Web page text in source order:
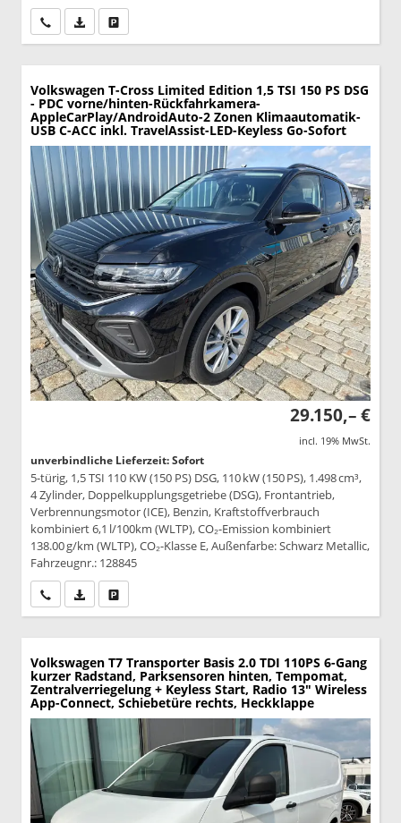
Wir rufen Sie anPDF-Datei, Fahrzeugexposé drucken
Volkswagen T-Cross Limited Edition 1,5 TSI 150 PS DSG
- PDC vorne/hinten-Rückfahrkamera-
AppleCarPlay/AndroidAuto-2 Zonen Klimaautomatik-
USB C-ACC inkl. TravelAssist-LED-Keyless Go-Sofort
29.150,– €
incl. 19% MwSt.
unverbindliche Lieferzeit: Sofort
5-türig, 1,5 TSI 110 KW (150 PS) DSG, 110 kW (150 PS), 1.498 cm³,
4 Zylinder, Doppelkupplungsgetriebe (DSG), Frontantrieb,
Verbrennungsmotor (ICE), Benzin, Kraftstoffverbrauch
kombiniert 6,1 l/100km (WLTP), CO₂-Emission kombiniert
138.00 g/km (WLTP), CO₂-Klasse E, Außenfarbe: Schwarz Metallic,
Fahrzeugnr.: 128845
Wir rufen Sie anPDF-Datei, Fahrzeugexposé drucken
Volkswagen T7 Transporter Basis 2.0 TDI 110PS 6-Gang
kurzer Radstand, Parksensoren hinten, Tempomat,
Zentralverriegelung + Keyless Start, Radio 13" Wireless
App-Connect, Schiebetüre rechts, Heckklappe